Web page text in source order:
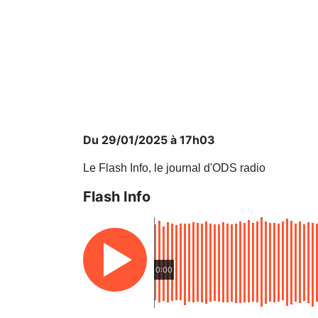
Du 29/01/2025 à 17h03
Le Flash Info, le journal d'ODS radio
Flash Info
0:00